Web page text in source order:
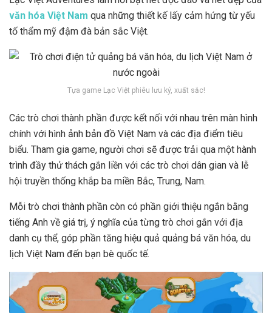
văn hóa Việt Nam qua những thiết kế lấy cảm hứng từ yếu
tố thẩm mỹ đậm đà bản sắc Việt.
Tựa game Lạc Việt phiêu lưu ký, xuất sắc!
Các trò chơi thành phần được kết nối với nhau trên màn hình
chính với hình ảnh bản đồ Việt Nam và các địa điểm tiêu
biểu. Tham gia game, người chơi sẽ được trải qua một hành
trình đầy thử thách gắn liền với các trò chơi dân gian và lễ
hội truyền thống khắp ba miền Bắc, Trung, Nam.
Mỗi trò chơi thành phần còn có phần giới thiệu ngắn bằng
tiếng Anh về giá trị, ý nghĩa của từng trò chơi gắn với địa
danh cụ thể, góp phần tăng hiệu quả quảng bá văn hóa, du
lịch Việt Nam đến bạn bè quốc tế.